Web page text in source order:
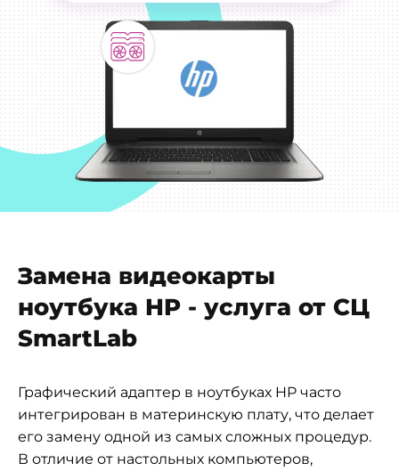
Замена видеокарты
ноутбука HP - услуга от СЦ
SmartLab
Графический адаптер в ноутбуках HP часто
интегрирован в материнскую плату, что делает
его замену одной из самых сложных процедур.
В отличие от настольных компьютеров,